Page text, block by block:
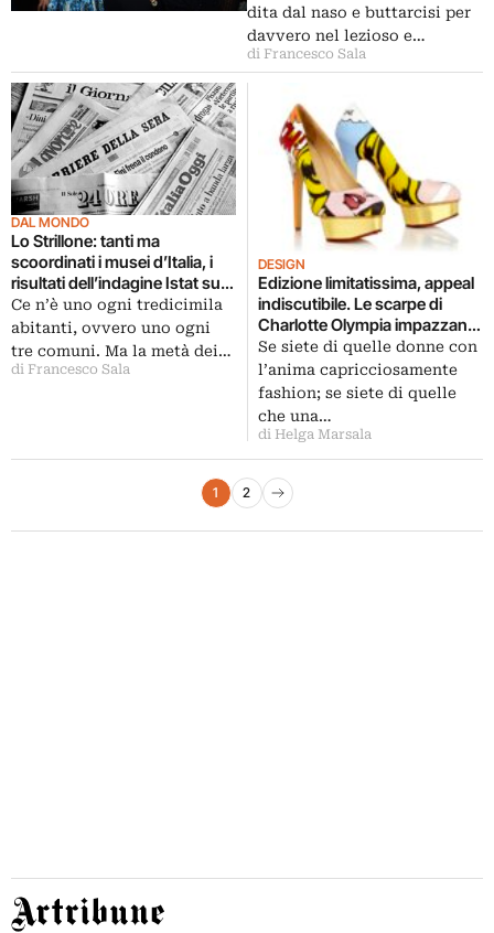
dita dal naso e buttarcisi per
davvero nel lezioso e…
di Francesco Sala
DAL MONDO
Lo Strillone: tanti ma
scoordinati i musei d’Italia, i
risultati dell’indagine Istat su
La Repubblica. E poi Luca
Beatrice sul “caso Vezzoli”,
consigli per gli acquisti in
ottica Art Basel Miami, i
Ce n’è uno ogni tredicimila
abitanti, ovvero uno ogni
tre comuni. Ma la metà dei…
di Francesco Sala
DESIGN
Edizione limitatissima, appeal
indiscutibile. Le scarpe di
Charlotte Olympia impazzano
tra le signore trendy. E per la
serie che omaggia la pittura
contemporanea è subito
boom
Se siete di quelle donne con
l’anima capricciosamente
fashion; se siete di quelle
che una…
di Helga Marsala
Paginazione degli articoli
1 2
Pagina successiva
Artribune